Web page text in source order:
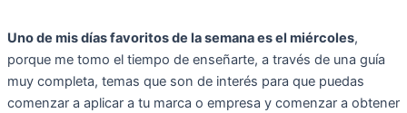
Uno de mis días favoritos de la semana es el miércoles,
porque me tomo el tiempo de enseñarte, a través de una guía
muy completa, temas que son de interés para que puedas
comenzar a aplicar a tu marca o empresa y comenzar a obtener